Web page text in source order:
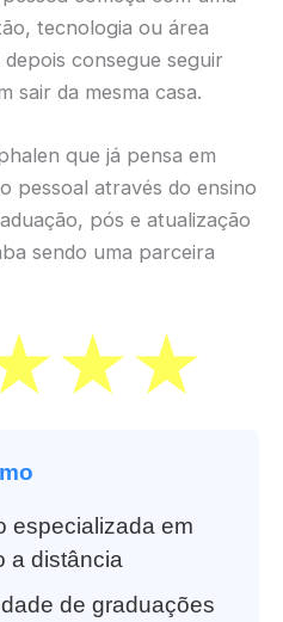
tecnologia ou área
consegue seguir
sair da mesma casa.
que já pensa em
pessoal através do ensino
pós e atualização
sendo uma parceira
especializada em
a distância
de graduações